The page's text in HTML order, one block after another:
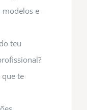
modelos e
teu
que te